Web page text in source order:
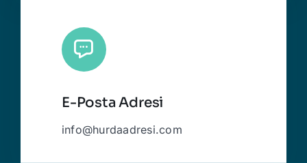
E-Posta Adresi
info@hurdaadresi.com